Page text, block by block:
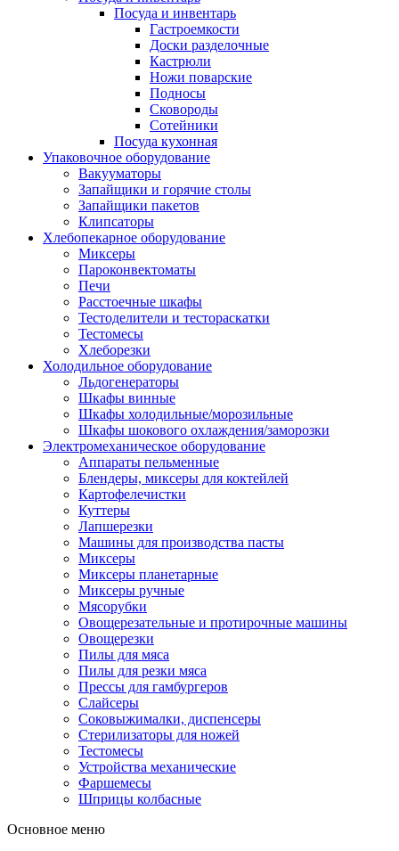
Посуда и инвентарь
Гастроемкости
Доски разделочные
Кастрюли
Ножи поварские
Подносы
Сковороды
Сотейники
Посуда кухонная
Упаковочное оборудование
Вакууматоры
Запайщики и горячие столы
Запайщики пакетов
Клипсаторы
Хлебопекарное оборудование
Миксеры
Пароконвектоматы
Печи
Расстоечные шкафы
Тестоделители и тестораскатки
Тестомесы
Хлеборезки
Холодильное оборудование
Льдогенераторы
Шкафы винные
Шкафы холодильные/морозильные
Шкафы шокового охлаждения/заморозки
Электромеханическое оборудование
Аппараты пельменные
Блендеры, миксеры для коктейлей
Картофелечистки
Куттеры
Лапшерезки
Машины для производства пасты
Миксеры
Миксеры планетарные
Миксеры ручные
Мясорубки
Овощерезательные и протирочные машины
Овощерезки
Пилы для мяса
Пилы для резки мяса
Прессы для гамбургеров
Слайсеры
Соковыжималки, диспенсеры
Стерилизаторы для ножей
Тестомесы
Устройства механические
Фаршемесы
Шприцы колбасные
Основное меню